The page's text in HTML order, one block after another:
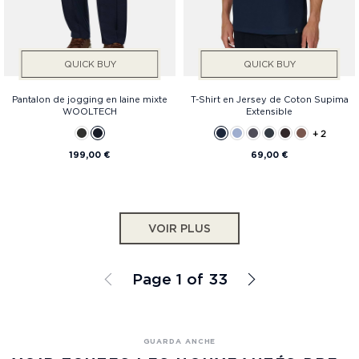
QUICK BUY
Pantalon de jogging en laine mixte
WOOLTECH
199,00 €
QUICK BUY
T-Shirt en Jersey de Coton Supima
Extensible
+ 2
69,00 €
VOIR PLUS
Page 1 of 33